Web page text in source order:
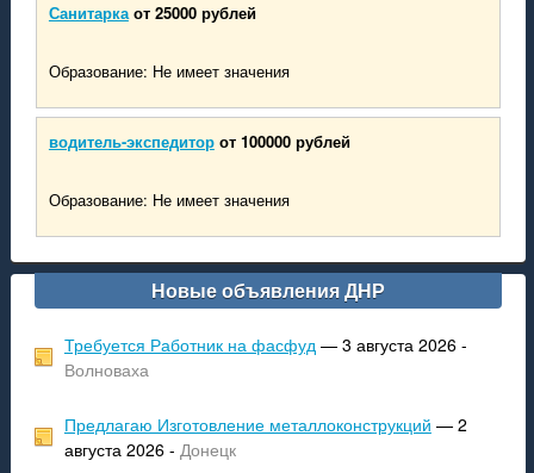
Санитарка от 25000 рублей
Образование: Не имеет значения
водитель-экспедитор от 100000 рублей
Образование: Не имеет значения
Новые объявления ДНР
Требуется Работник на фасфуд— 3 августа 2026 -
Волноваха
Предлагаю Изготовление металлоконструкций — 2
августа 2026 - Донецк